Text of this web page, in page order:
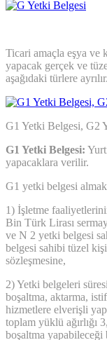
Ticari amaçla eşya ve
yapacak gerçek ve
aşağıdaki türlere ayrılır.
G1 Yetki Belgesi, G2
G1 Yetki Belgesi:
yapacaklara verilir.
G1 yetki belgesi
1) İşletme
Bin Türk Lirası
ve N 2 yetki belgesi
belgesi sahibi tüzel
sözleşmesine,
2) Yetki belgeleri
boşaltma, aktarma,
hizmetlere elverişli
toplam yüklü ağırlığı
boşaltma yapabileceği